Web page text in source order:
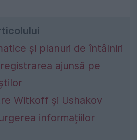
și planuri de întâlniri
ajunsă pe
Witkoff și Ushakov
informațiilor